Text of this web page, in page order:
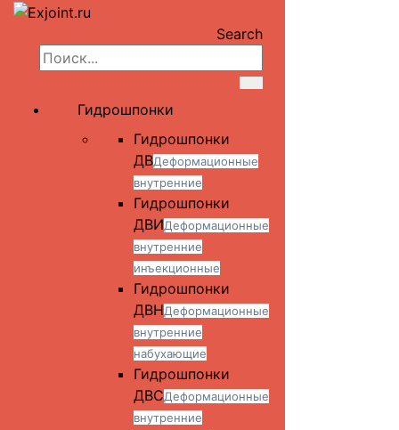
Search
Гидрошпонки
Гидрошпонки
ДВДеформационные
внутренние
Гидрошпонки
ДВИДеформационные
внутренние
инъекционные
Гидрошпонки
ДВНДеформационные
внутренние
набухающие
Гидрошпонки
ДВСДеформационные
внутренние